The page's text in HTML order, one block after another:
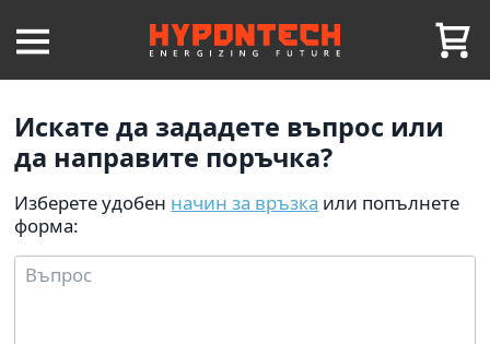
Искате да зададете въпрос или
да направите поръчка?
Изберете удобен начин за връзка или попълнете
форма: